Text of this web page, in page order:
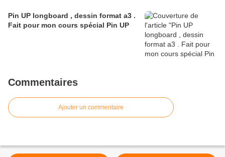
Pin UP longboard , dessin format a3 .
Fait pour mon cours spécial Pin UP
Commentaires
Ajouter un commentaire